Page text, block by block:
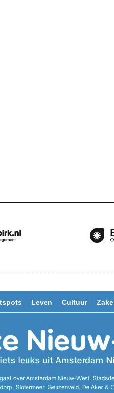
Leven Cultuur